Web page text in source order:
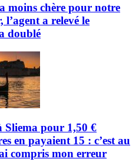
moins chère pour notre
a relevé le
doublé
Sliema pour 1,50 €
en payaient 15 : c’est au
compris mon erreur